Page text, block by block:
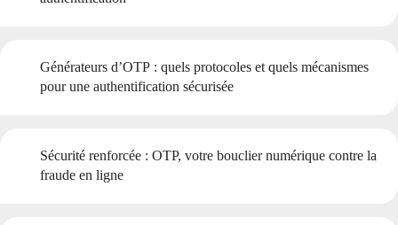
Générateurs d’OTP : quels protocoles et quels mécanismes
pour une authentification sécurisée
Sécurité renforcée : OTP, votre bouclier numérique contre la
fraude en ligne